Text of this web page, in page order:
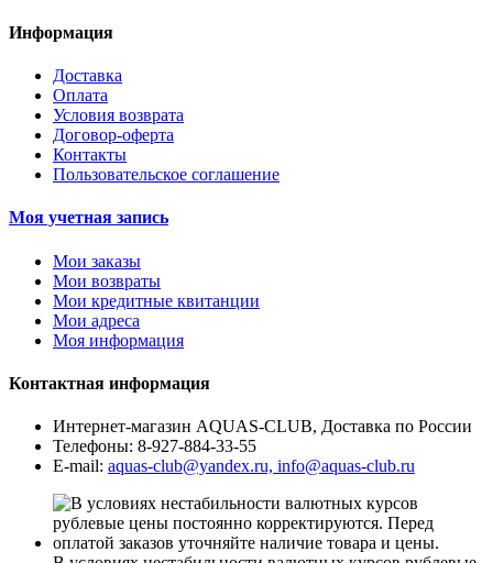
Информация
Доставка
Оплата
Условия возврата
Договор-оферта
Контакты
Пользовательское соглашение
Моя учетная запись
Мои заказы
Мои возвраты
Мои кредитные квитанции
Мои адреса
Моя информация
Контактная информация
Интернет-магазин AQUAS-CLUB, Доставка по России
Телефоны: 8-927-884-33-55
E-mail: aquas-club@yandex.ru, info@aquas-club.ru